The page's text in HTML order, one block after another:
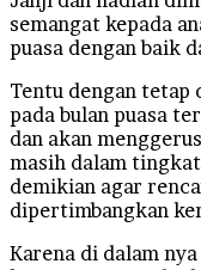
semangat kepada
puasa dengan baik
Tentu dengan tetap
pada bulan puasa
dan akan
masih dalam
demikian agar
dipertimbangkan
Karena di dalam